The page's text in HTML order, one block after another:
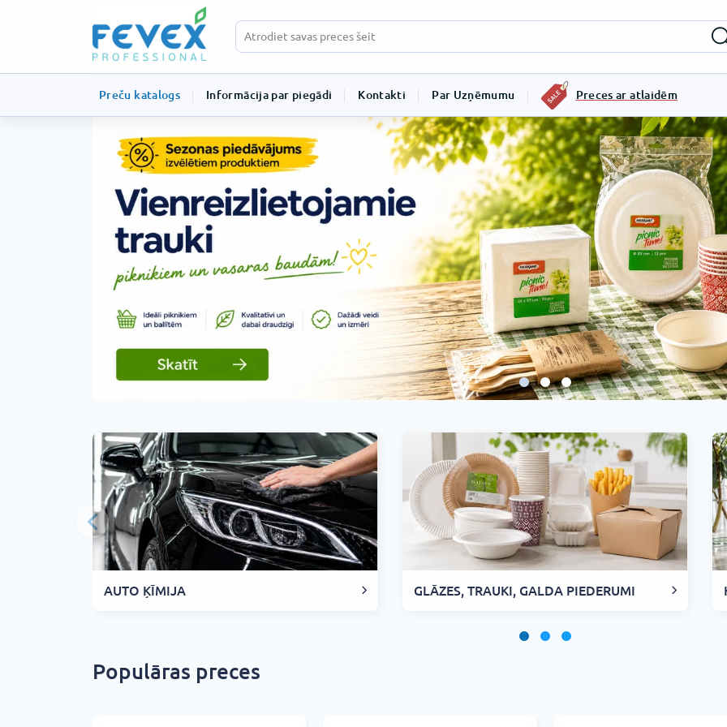
Preču katalogs Informācija par piegādi Kontakti Par Uzņēmumu Preces ar atlaidēm
AUTO ĶĪMIJA GLĀZES, TRAUKI, GALDA PIEDERUMI
Populāras preces